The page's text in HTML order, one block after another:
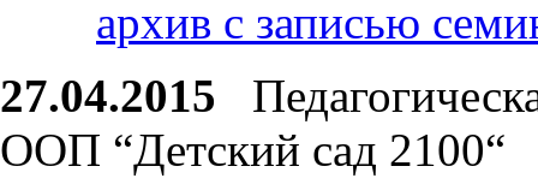
архив с записью
27.04.2015
ООП “Детский сад 2100“